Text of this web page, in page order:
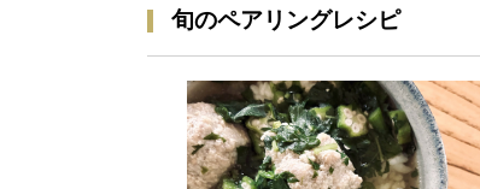
旬のペアリングレシピ